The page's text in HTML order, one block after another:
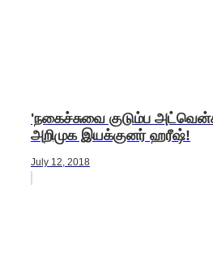
'நகைச்சுவை குடும்ப
அறிமுக இயக்குனர் ஹரீஷ்!
July 12, 2018